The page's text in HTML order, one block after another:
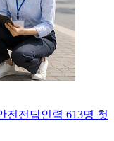
전전담인력 613명 첫